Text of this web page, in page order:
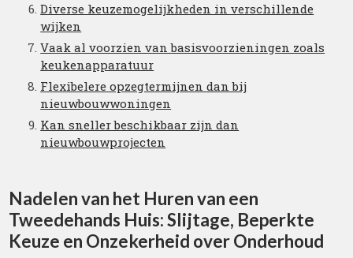
Diverse keuzemogelijkheden in verschillende
wijken
Vaak al voorzien van basisvoorzieningen zoals
keukenapparatuur
Flexibelere opzegtermijnen dan bij
nieuwbouwwoningen
Kan sneller beschikbaar zijn dan
nieuwbouwprojecten
Nadelen van het Huren van een
Tweedehands Huis: Slijtage, Beperkte
Keuze en Onzekerheid over Onderhoud